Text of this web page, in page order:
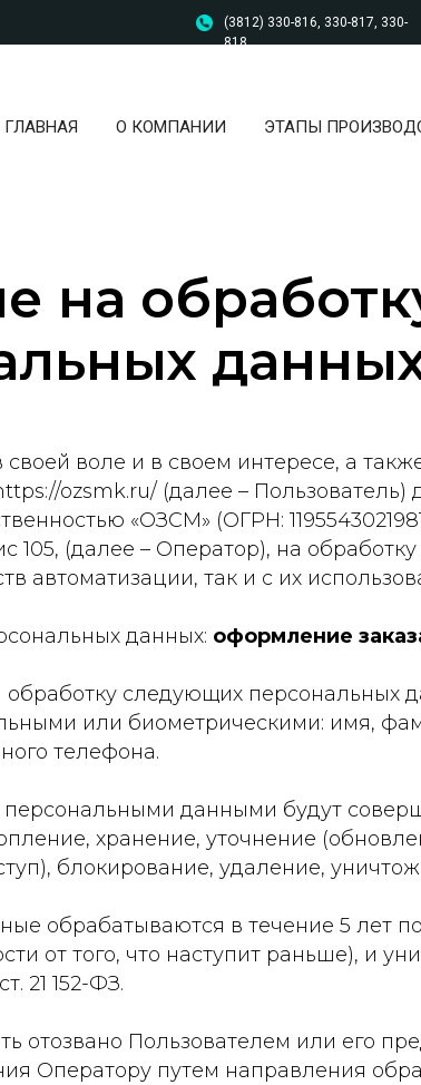
(3812) 330-816, 330-817, 330-
818
ГЛАВНАЯ О КОМПАНИИ ЭТАПЫ
на
своей воле и в своем интересе, а
ozsmk.ru/ (далее –
«ОЗСМ» (ОГРН:
105, (далее – Оператор), на
автоматизации, так и с их
данных: оформление
обработку следующих персональных
или биометрическими: имя,
телефона.
персональными данными будут
хранение, уточнение
блокирование, удаление,
обрабатываются в течение 5 лет
от того, что наступит раньше), и
21 152-ФЗ.
отозвано Пользователем или его
Оператору путем направления